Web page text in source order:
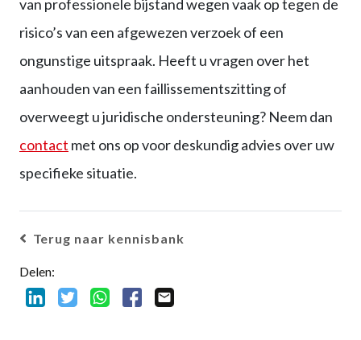
van professionele bijstand wegen vaak op tegen de
risico’s van een afgewezen verzoek of een
ongunstige uitspraak. Heeft u vragen over het
aanhouden van een faillissementszitting of
overweegt u juridische ondersteuning? Neem dan
contact met ons op voor deskundig advies over uw
specifieke situatie.
Terug naar kennisbank
Delen: